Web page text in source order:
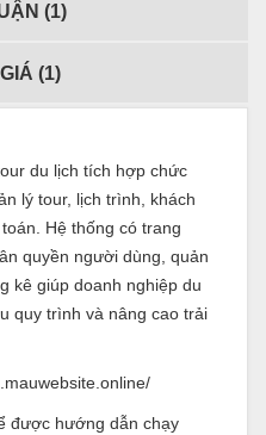
(1)
(1)
du lịch tích hợp chức
lý tour, lịch trình, khách
Hệ thống có trang
quyền người dùng, quản
kê giúp doanh nghiệp du
quy trình và nâng cao trải
được hướng dẫn chạy